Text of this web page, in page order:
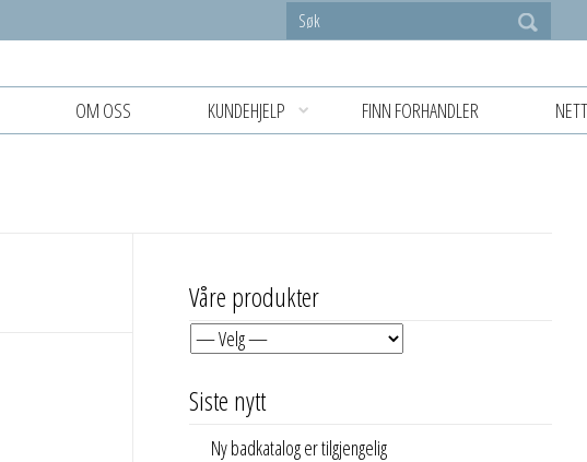
OM OSS KUNDEHJELP FINN FORHANDLER
Våre produkter
Siste nytt
Ny badkatalog er tilgjengelig